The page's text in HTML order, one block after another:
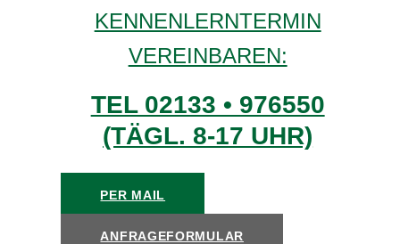
KENNENLERNTERMIN
VEREINBAREN:
TEL 02133 • 976550
(TÄGL. 8-17 UHR)
PER MAIL
ANFRAGEFORMULAR